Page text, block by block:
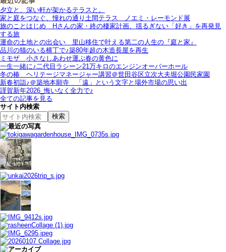
夕立と、深い軒が架かるテラスと。
家と庭をつなぐ、憧れの通り土間テラス＿ノエミ・レーモンド展
旅のことはじめ＿Hさんの家・終の棲家計画、揺るぎない「好き」を再発見
する旅
運命の土地との出会い＿里山移住で叶える第二の人生の『庭と家』
品川の猫のいる横丁で♪築80年超の木造長屋を再生
ミモザ＿小さなしあわせ運ぶ春の黄色に
一生一緒に♪二代目ラシーン21万キロのエンジンオーバーホール
冬の椿＿ヘリテージマネージャー講習＠世田谷区立次大夫堀公園民家園
新春初詣♪＠築地本願寺＿「遠」という文字と場外市場の思い出
謹賀新年2026_悔いなく全力で♪
全ての記事を見る
サイト内検索